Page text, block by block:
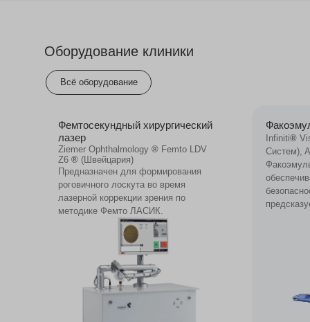
Оборудование клиники
Всё оборудование
Infiniti®
Систем),
Фемтосекундный хирургический
лазер
Ziemer Ophthalmology ® Femto LDV
Z6 ® (Швейцария)
Предназначен для формирования
роговичного лоскута во время
лазерной коррекции зрения по
методике Фемто ЛАСИК.